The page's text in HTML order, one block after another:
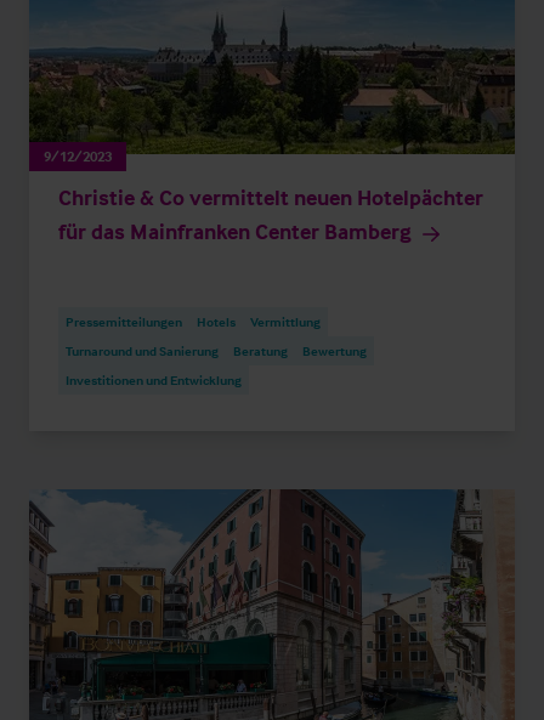
9/12/2023
Christie & Co vermittelt neuen Hotelpächter
für das Mainfranken Center Bamberg
Pressemitteilungen Hotels
Vermittlung
Turnaround und Sanierung
Beratung
Bewertung
Investitionen und Entwicklung